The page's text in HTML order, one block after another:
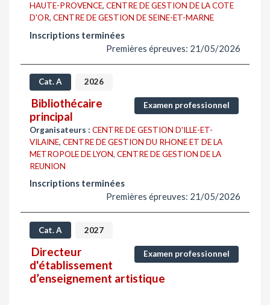
HAUTE-PROVENCE, CENTRE DE GESTION DE LA COTE
D'OR, CENTRE DE GESTION DE SEINE-ET-MARNE
Inscriptions terminées
Premières épreuves: 21/05/2026
Cat. A 2026
Examen professionnel
Bibliothécaire
principal
Organisateurs : CENTRE DE GESTION D'ILLE-ET-
VILAINE, CENTRE DE GESTION DU RHONE ET DE LA
METROPOLE DE LYON, CENTRE DE GESTION DE LA
REUNION
Inscriptions terminées
Premières épreuves: 21/05/2026
Cat. A 2027
Examen professionnel
Directeur
d'établissement
d’enseignement artistique